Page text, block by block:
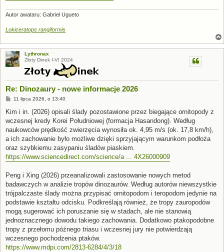
Autor awataru: Gabriel Ugueto
Lokiceratops rangiformis
Lythronax
Złoty Dinek I-VI 2024
Re: Dinozaury - nowe informacje 2026
P
s
11 lipca 2026, o 13:40
Kim i in. (2026) opisali ślady pozostawione przez biegające ornitopody z
wczesnej kredy Korei Południowej (formacja Hasandong). Według
naukowców prędkość zwierzęcia wynosiła ok. 4,95 m/s (ok. 17,8 km/h),
a ich zachowanie było możliwe dzięki sprzyjającym warunkom podłoża
oraz szybkiemu zasypaniu śladów piaskiem.
https://www.sciencedirect.com/science/a ... 4X26000909
Peng i Xing (2026) przeanalizowali zastosowanie nowych metod
badawczych w analizie tropów dinozaurów. Według autorów niewszystkie
trójpalczaste ślady można przypisać ornitopodom i teropodom jedynie na
podstawie kształtu odcisku. Podkreślają również, że tropy zauropodów
mogą sugerować ich poruszanie się w stadach, ale nie stanowią
jednoznacznego dowodu takiego zachowania. Dodatkowo ptakopodobne
tropy z przełomu późnego triasu i wczesnej jury nie potwierdzają
wczesnego pochodzenia ptaków.
https://www.mdpi.com/2813-6284/4/3/18